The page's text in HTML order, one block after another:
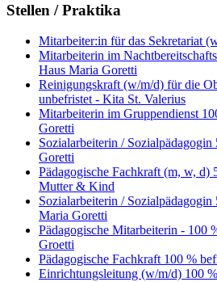
Stellen / Praktika
Mitarbeiter:in für das Sekretariat
Mitarbeiterin im
Haus Maria Goretti
Reinigungskraft (w/m/d) für die
unbefristet - Kita St. Valerius
Mitarbeiterin im Gruppendienst
Goretti
Sozialarbeiterin /
Goretti
Pädagogische Fachkraft (m, w, d)
Mutter & Kind
Sozialarbeiterin /
Maria Goretti
Pädagogische Mitarbeiterin - 100
Groetti
Pädagogische Fachkraft 100 %
Einrichtungsleitung (w/m/d) 100